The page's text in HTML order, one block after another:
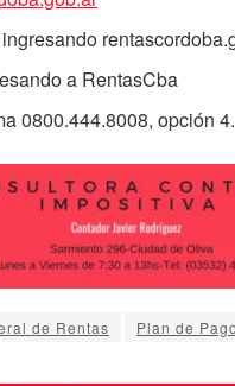
a RentasCba
0800.444.8008, opción 4.
de Rentas Plan de